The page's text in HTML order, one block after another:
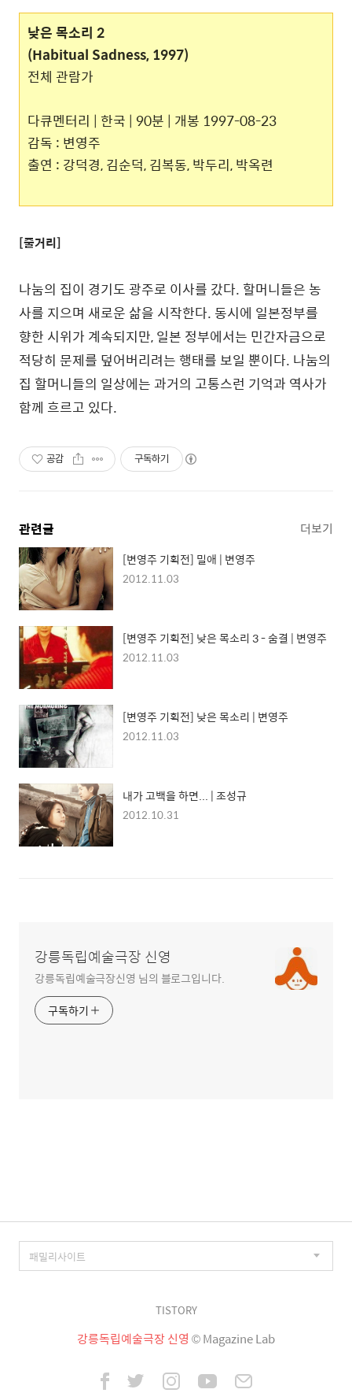
낮은 목소리 2
(Habitual Sadness, 1997)
전체 관람가
다큐멘터리 | 한국 | 90분 | 개봉 1997-08-23
감독 : 변영주
출연 : 강덕경, 김순덕, 김복동, 박두리, 박옥련
[줄거리]
나눔의 집이 경기도 광주로 이사를 갔다. 할머니들은 농
사를 지으며 새로운 삶을 시작한다. 동시에 일본정부를
향한 시위가 계속되지만, 일본 정부에서는 민간자금으로
적당히 문제를 덮어버리려는 행태를 보일 뿐이다. 나눔의
집 할머니들의 일상에는 과거의 고통스런 기억과 역사가
함께 흐르고 있다.
공감 구독하기
관련글 더보기
[변영주 기획전] 밀애 | 변영주
2012.11.03
[변영주 기획전] 낮은 목소리 3 - 숨결 | 변영주
2012.11.03
[변영주 기획전] 낮은 목소리 | 변영주
2012.11.03
내가 고백을 하면... | 조성규
2012.10.31
강릉독립예술극장 신영
강릉독립예술극장신영 님의 블로그입니다.
구독하기
TISTORY
강릉독립예술극장 신영 © Magazine Lab